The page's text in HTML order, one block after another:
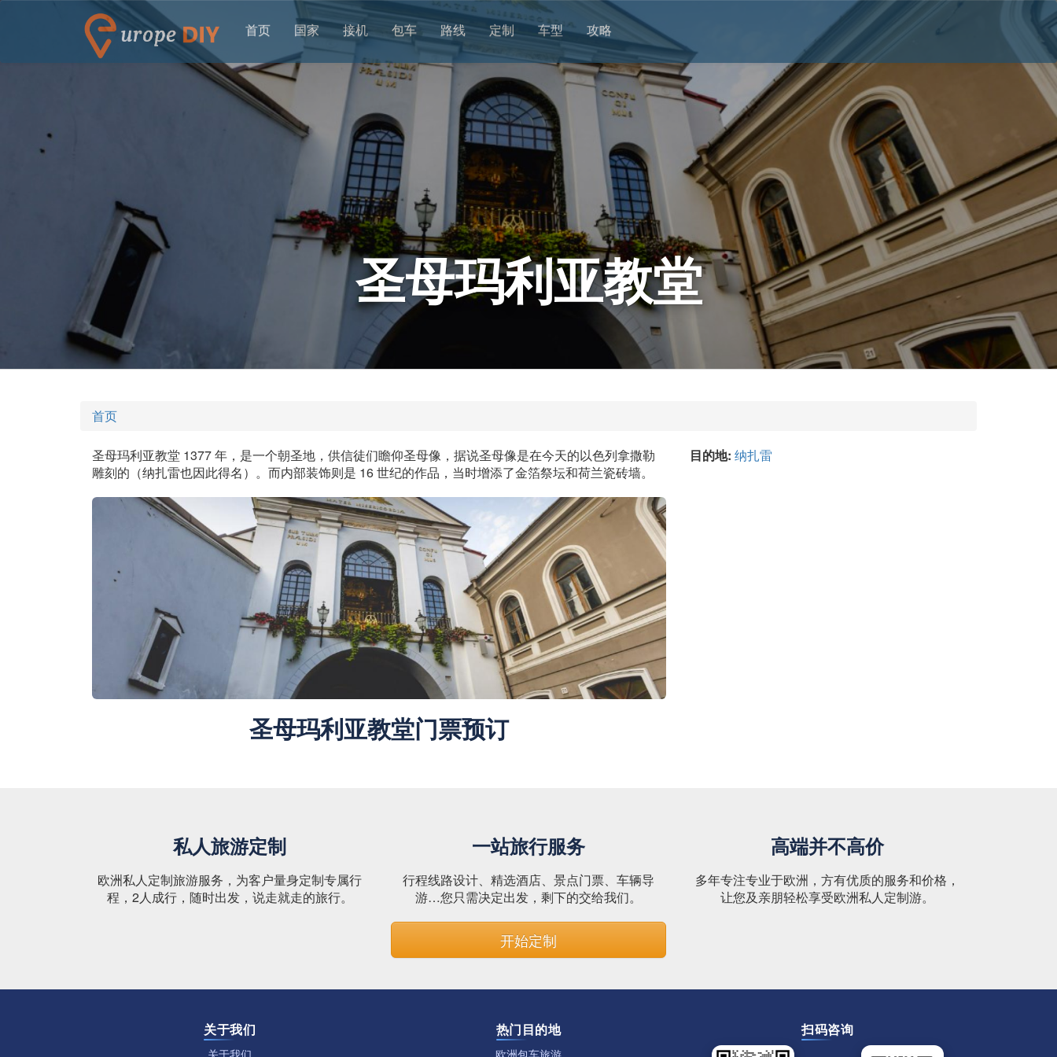
首页 国家 接机 包车 路线 定制 车型 攻略
圣母玛利亚教堂
首页
圣母玛利亚教堂 1377 年，是一个朝圣地，供信徒们瞻仰圣母像，据说圣母像是在今天的以色列拿撒勒
雕刻的（纳扎雷也因此得名）。而内部装饰则是 16 世纪的作品，当时增添了金箔祭坛和荷兰瓷砖墙。
圣母玛利亚教堂门票预订
目的地: 纳扎雷
私人旅游定制
欧洲私人定制旅游服务，为客户量身定制专属行
程，2人成行，随时出发，说走就走的旅行。
一站旅行服务
行程线路设计、精选酒店、景点门票、车辆导
游…您只需决定出发，剩下的交给我们。
高端并不高价
多年专注专业于欧洲，方有优质的服务和价格，
让您及亲朋轻松享受欧洲私人定制游。
开始定制
关于我们 热门目的地 扫码咨询